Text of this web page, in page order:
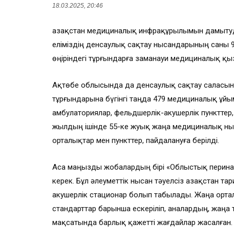
18.03.2025, 20:46
Қазақстан медициналық инфрақұрылымын
еліміздің денсаулық сақтау нысандарының саны
өңіріндегі тұрғындарға заманауи медициналық
Ақтөбе облысында да денсаулық сақтау
тұрғындарына бүгінгі таңда 479 медициналық
амбулаториялар, фельдшерлік-акушерлік
жылдың ішінде 55-ке жуық жаңа медициналық
орталықтар мен пункттер, пайдалануға берілді.
Аса маңызды жобалардың бірі «Облыстық
керек. Бұл әлеуметтік нысан тәуелсіз
акушерлік стационар болып табылады. Жаңа
стандарттар барынша ескеріліп, аналардың,
мақсатында барлық қажетті жағдайлар жасалған.